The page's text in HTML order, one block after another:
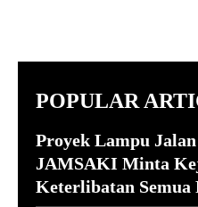
POPULAR
Proyek Lampu
JAMSAKI Minta
Keterlibatan Semua